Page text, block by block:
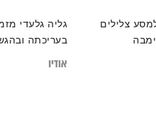
צלילים
גליה גלעדי
בעריכתה
אודיו